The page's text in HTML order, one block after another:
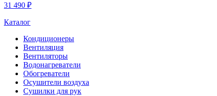
31 490 ₽
Каталог
Кондиционеры
Вентиляция
Вентиляторы
Водонагреватели
Обогреватели
Осушители воздуха
Сушилки для рук